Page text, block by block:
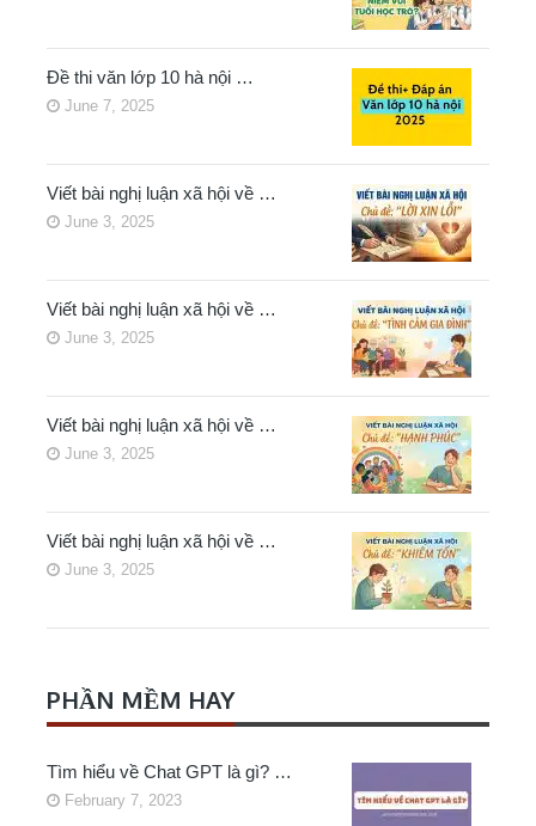
Đề thi văn lớp 10 hà nội …
June 7, 2025
Viết bài nghị luận xã hội về …
June 3, 2025
Viết bài nghị luận xã hội về …
June 3, 2025
Viết bài nghị luận xã hội về …
June 3, 2025
Viết bài nghị luận xã hội về …
June 3, 2025
PHẦN MỀM HAY
Tìm hiểu về Chat GPT là gì? …
February 7, 2023